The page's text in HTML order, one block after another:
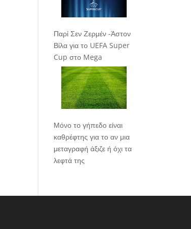
Παρί Σεν Ζερμέν -Άστον
Βίλα για το UEFA Super
Cup στο Mega
Μόνο το γήπεδο είναι
καθρέφτης για το αν μια
μεταγραφή άξιζε ή όχι τα
λεφτά της